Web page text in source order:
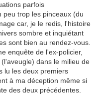
parfois
peu trop les pinceaux (du
car, je le redis, l'histoire
sombre et inquiétant
sont bien au rendez-vous.
enquête de l'ex-policier,
dans le milieu de
lu les deux premiers
à ma déception même si
des deux précédentes.